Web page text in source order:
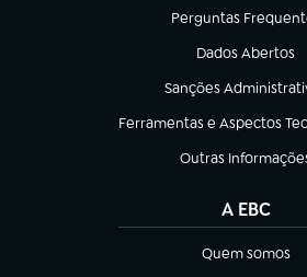
Perguntas
(abre em nova aba)
Dados Abertos
(abre em nova
Sanções
(abre em nova aba)
Ferramentas e Aspectos
(abre em nova aba)
Outras
(abre em nova aba)
A EBC
Quem somos
(abre em nova